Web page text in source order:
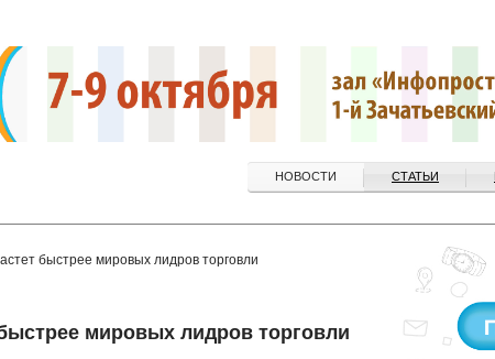
НОВОСТИ СТАТЬИ
быстрее мировых лидров торговли
мировых лидров торговли